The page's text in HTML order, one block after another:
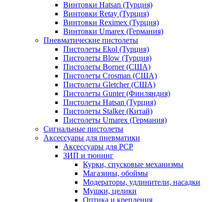
Винтовки Hatsan (Турция)
Винтовки Retay (Турция)
Винтовки Reximex (Турция)
Винтовки Umarex (Германия)
Пневматические пистолеты
Пистолеты Ekol (Турция)
Пистолеты Blow (Турция)
Пистолеты Borner (США)
Пистолеты Crosman (США)
Пистолеты Gletcher (США)
Пистолеты Gunter (Финляндия)
Пистолеты Hatsan (Турция)
Пистолеты Stalker (Китай)
Пистолеты Umarex (Германия)
Сигнальные пистолеты
Аксессуары для пневматики
Аксессуары для PCP
ЗИП и тюнинг
Курки, спусковые механизмы
Магазины, обоймы
Модераторы, удлинители, насадки
Мушки, целики
Оптика и крепления